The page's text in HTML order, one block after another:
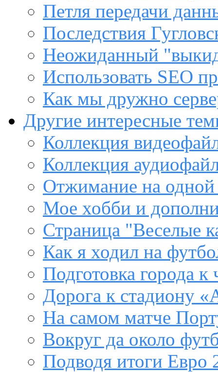
Петля передачи
Последствия
Неожиданный
Использовать SEO
Как мы дружно
Другие интересные
Коллекция
Коллекция
Отжимание на одной
Мое хобби и
Страница "Веселые
Как я ходил на
Подготовка города к
Дорога к стадиону
На самом матче
Вокруг да около
Подводя итоги Евро